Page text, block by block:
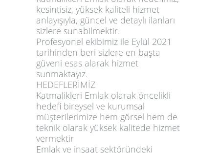
kesintisiz, yüksek kaliteli hizmet
anlayışıyla, güncel ve detaylı ilanları
sizlere sunabilmektir.
Profesyonel ekibimiz ile Eylül 2021
tarihinden beri sizlere en başta
güveni esas alarak hizmet
sunmaktayız.
HEDEFLERİMİZ
Katmalikleri Emlak olarak öncelikli
hedefi bireysel ve kurumsal
müşterilerimize hem görsel hem de
teknik olarak yüksek kalitede hizmet
vermektir
Emlak ve inşaat sektöründeki